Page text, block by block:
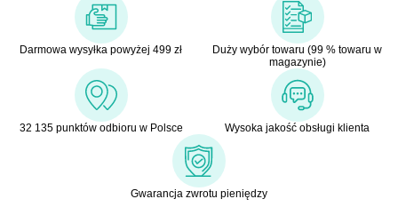
Darmowa wysyłka powyżej 499 zł
Duży wybór towaru (99 % towaru w
magazynie)
32 135 punktów odbioru w Polsce Wysoka jakość obsługi klienta
Gwarancja zwrotu pieniędzy